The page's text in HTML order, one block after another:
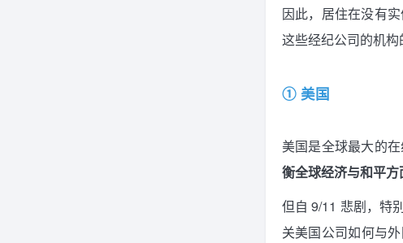
因此，居住在没有
这些经纪公司的机构
① 美国
美国是全球最大的
衡全球经济与和平方
但自 9/11 悲剧，特
关美国公司如何与